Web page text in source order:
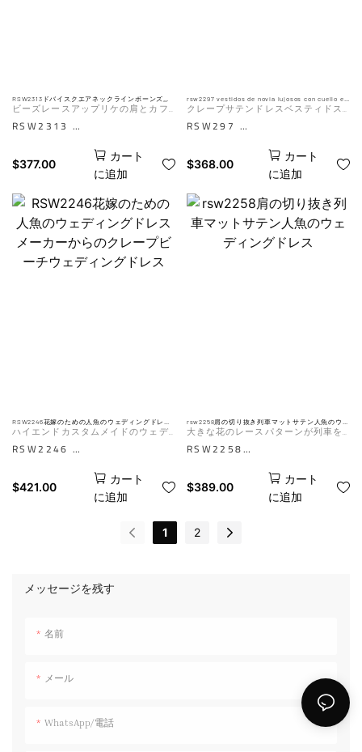
RSW2313ドバイスクエアネックラインボーンズコ
ルセットイスラム教徒のウェディングドレスと長
いケープ
ビーズレースアップリケの肩とカフ
クレープブライダルガウン
RSW2313
ドバイボーンズコルセットのイ
スラム教徒のウェディングドレ
スは、伝統的でありながらモダ
ンな外観を求める花嫁にとって
見事でエレガントな選択肢で
す。 ドラマを追加するための
長いケープとお世辞のコルセッ
$377.00
カート
に追加
rsw2297 vestidos de novia lujosos con cuello en
v para mujer、vestidos de novia sexis
desaténconsirena
クレープサテンドレスベスティドス
デヴィアデプリンセサパーソナザド
ス
RSW297
セクシーな人魚のシルエットと
絶妙な真珠のビーズを備えたこ
の豪華なVネックサテンのウェ
ディングドレスで、特別な日に
壮大な入り口を作りましょう。
床の長さのガウンは優雅さと洗
$368.00
カート
に追加
RSW2246花嫁のための人魚のウェディングドレス
メーカーからのクレープビーチウェディングドレ
ス
ハイエンドカスタムメイドのウェデ
ィングドレスファクトリー卸売小売
業者の花嫁はすべて受け入れます
RSW2246
複雑なレースのディテール、エ
レガントなチュールトレイン、
クレープファブリックのこの見
事なマーメイドのウェディング
ドレスは、ビーチの結婚式に最
計されたこのガウンは、特別な
は、マネキンの写真の対象とな
$421.00
カート
に追加
rsw2258肩の切り抜き列車マットサテン人魚のウェ
ディングドレス
大きな花のレースパターンが列車を
切り取りました
RSW2258
ウェディングドレスには、大胆
なカットアウトのディテールと
ドラマチックな列車のあるモダ
ンなオフショルダーネックライ
$389.00
カート
に追加
1 2
メッセージを残す
名前
メール
WhatsApp/電話